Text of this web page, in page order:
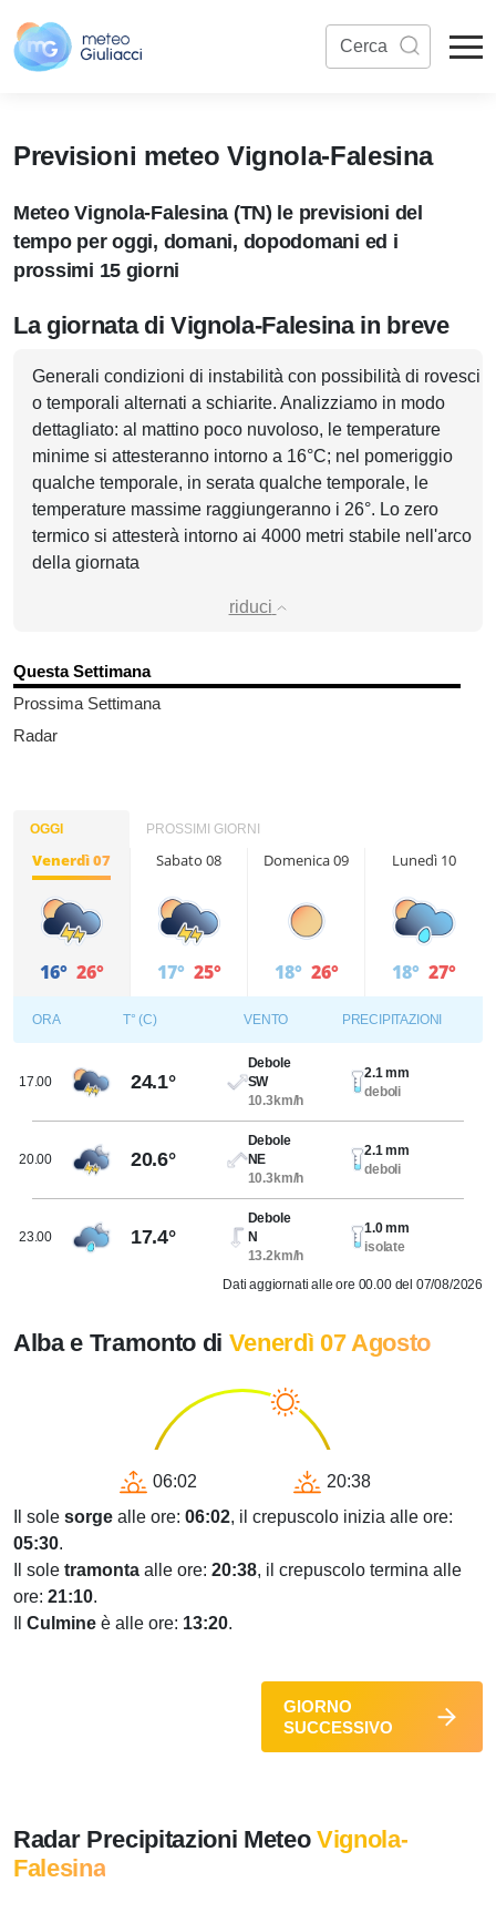
Previsioni meteo Vignola-Falesina
Meteo Vignola-Falesina (TN) le previsioni del
tempo per oggi, domani, dopodomani ed i
prossimi 15 giorni
La giornata di Vignola-Falesina in breve
Generali condizioni di instabilità con possibilità di rovesci
o temporali alternati a schiarite. Analizziamo in modo
dettagliato: al mattino poco nuvoloso, le temperature
minime si attesteranno intorno a 16°C; nel pomeriggio
qualche temporale, in serata qualche temporale, le
temperature massime raggiungeranno i 26°. Lo zero
termico si attesterà intorno ai 4000 metri stabile nell'arco
della giornata
riduci
Questa Settimana
Prossima Settimana
Radar
OGGI PROSSIMI GIORNI
Venerdì 07
16° 26°
Sabato 08
17° 25°
Domenica 09
18° 26°
Lunedì 10
18° 27°
ORA T° (C) VENTO PRECIPITAZIONI
17.00 24.1°
Debole
SW
10.3km/h
2.1 mm
deboli
20.00 20.6°
Debole
NE
10.3km/h
2.1 mm
deboli
23.00 17.4°
Debole
N
13.2km/h
1.0 mm
isolate
Dati aggiornati alle ore 00.00 del 07/08/2026
Alba e Tramonto di Venerdì 07 Agosto
06:02
20:38
Il sole sorge alle ore: 06:02, il crepuscolo inizia alle ore:
05:30.
Il sole tramonta alle ore: 20:38, il crepuscolo termina alle
ore: 21:10.
Culmine è alle ore: 13:20.
GIORNO
SUCCESSIVO
Radar Precipitazioni MeteoVignola-
Falesina